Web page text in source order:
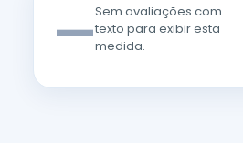
—Sem avaliações com
texto para exibir esta
medida.